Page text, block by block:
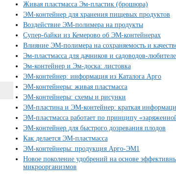
Живая пластмасса Эм-пластик (брошюра)
ЭМ-контейнер для хранения пищевых продуктов
Воздействие ЭМ-полимера на продукты
Супер-байки из Кемерово об ЭМ-контейнерах
Влияние ЭМ-полимера на сохраняемость и
Эм-пластмасса для дачников и садоводов-
Эм-контейнер и Эм-доска: листовка
ЭМ-контейнер: информация из Каталога Арго
ЭМ-контейнеры: живая пластмасса
ЭМ-контейнеры: схемы и рисунки
ЭМ-пластина и ЭМ-контейнер: краткая
ЭМ-пластмасса работает по принципу
ЭМ-контейнер для быстрого дозревания плодов
Как делается ЭМ-пластмасса
ЭМ-контейнеры: продукция Арго-ЭМ1
Новое поколение удобрений на основе
микроорганизмов